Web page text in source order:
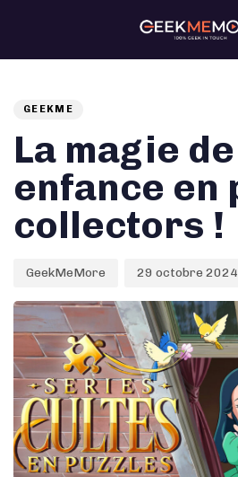
Skip
GEEKME
La magie
enfance en
collectors !
GeekMeMore 29 octobre